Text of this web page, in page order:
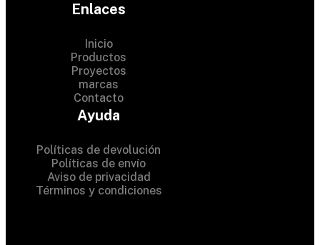
Enlaces
Inicio
Productos
Proyectos
marcas
Contacto
Ayuda
Políticas de devolución
Políticas de envío
Aviso de privacidad
Términos y condiciones